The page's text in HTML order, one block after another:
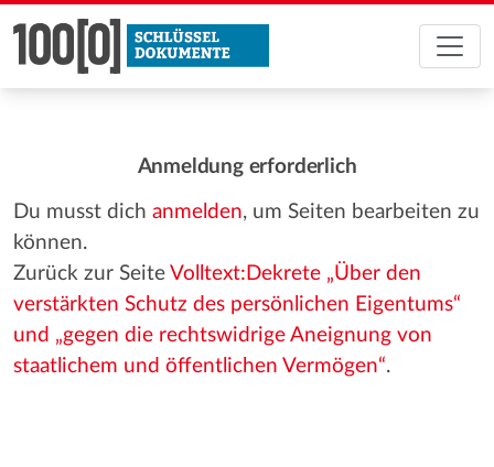
Anmeldung erforderlich
Du musst dich anmelden, um Seiten bearbeiten zu
können.
Zurück zur Seite Volltext:Dekrete „Über den
verstärkten Schutz des persönlichen Eigentums“
und „gegen die rechtswidrige Aneignung von
staatlichem und öffentlichen Vermögen“.